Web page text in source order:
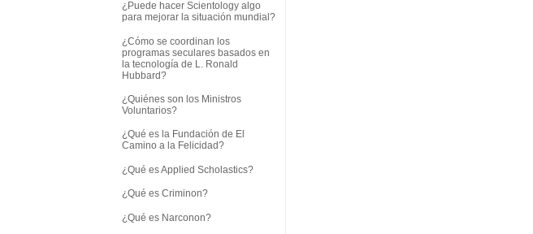
¿Puede hacer Scientology algo
para mejorar la situación mundial?
¿Cómo se coordinan los
programas seculares basados en
la tecnología de L. Ronald
Hubbard?
¿Quiénes son los Ministros
Voluntarios?
¿Qué es la Fundación de El
Camino a la Felicidad?
¿Qué es Applied Scholastics?
¿Qué es Criminon?
¿Qué es Narconon?